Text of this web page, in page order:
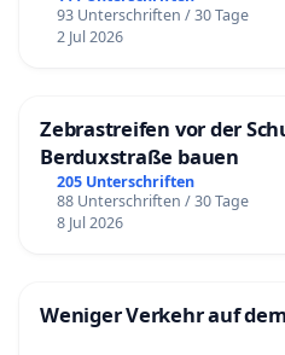
93 Unterschriften / 30 Tage
2 Jul 2026
Zebrastreifen vor der
Berduxstraße bauen
205 Unterschriften
88 Unterschriften / 30 Tage
8 Jul 2026
Weniger Verkehr auf